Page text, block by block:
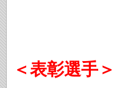
＜表彰選手＞